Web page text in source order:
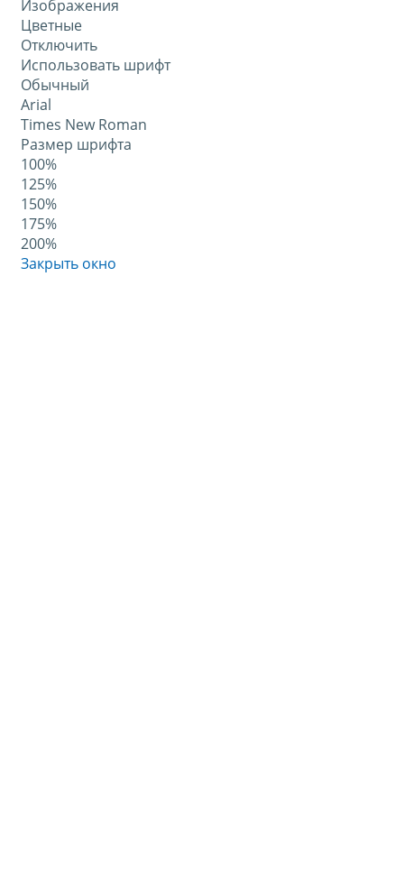
Изображения
Цветные
Отключить
Использовать шрифт
Обычный
Arial
Times New Roman
Размер шрифта
100%
125%
150%
175%
200%
Закрыть окно